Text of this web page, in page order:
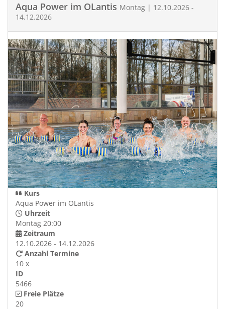
Aqua Power im OLantis Montag | 12.10.2026 -
14.12.2026
Kurs
Aqua Power im OLantis
Uhrzeit
Montag 20:00
Zeitraum
12.10.2026 - 14.12.2026
Anzahl Termine
10 x
ID
5466
Freie Plätze
20